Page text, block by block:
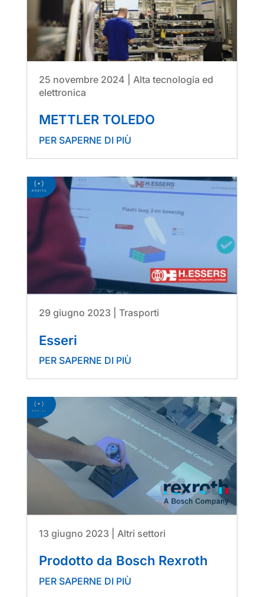
METTLER TOLEDO
25 novembre 2024
Alta tecnologia ed
elettronica
PER SAPERNE DI PIÙ
Esseri
29 giugno 2023 Trasporti
PER SAPERNE DI PIÙ
Prodotto da Bosch Rexroth
13 giugno 2023 Altri settori
PER SAPERNE DI PIÙ